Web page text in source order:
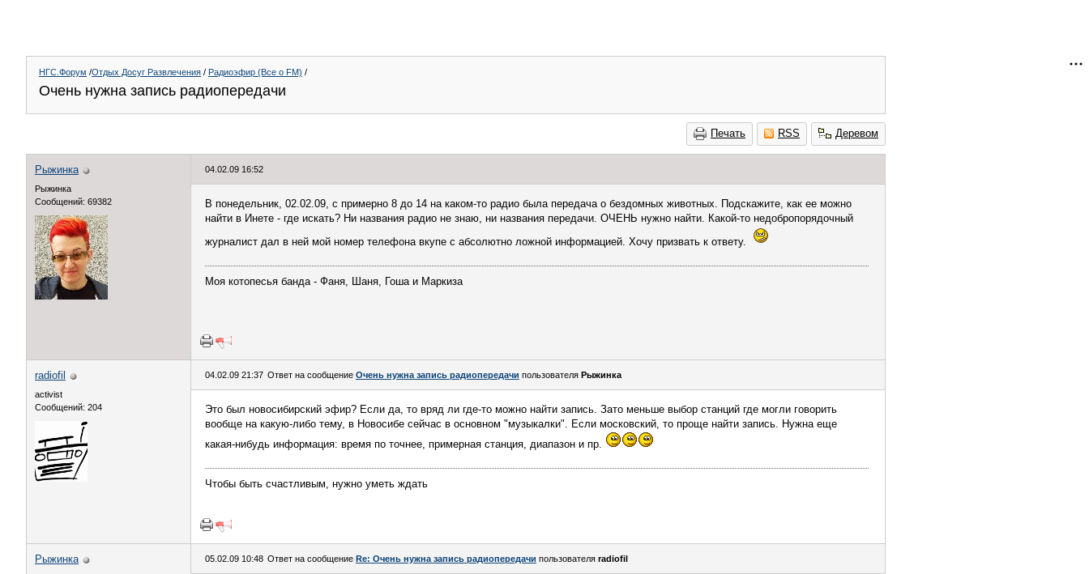
НГС.Форум /Отдых Досуг Развлечения / Радиоэфир (Все о FM) /
Очень нужна запись радиопередачи
Печать RSS Деревом
Рыжинка
Рыжинка
Сообщений: 69382
04.02.09 16:52
В понедельник, 02.02.09, с примерно 8 до 14 на каком-то радио была передача о бездомных животных. Подскажите, как ее можно
найти в Инете - где искать? Ни названия радио не знаю, ни названия передачи. ОЧЕНЬ нужно найти. Какой-то недобропорядочный
журналист дал в ней мой номер телефона вкупе с абсолютно ложной информацией. Хочу призвать к ответу.
Моя котопесья банда - Фаня, Шаня, Гоша и Маркиза
radiofil
activist
Сообщений: 204
04.02.09 21:37 Ответ на сообщение Очень нужна запись радиопередачи пользователя Рыжинка
Это был новосибирский эфир? Если да, то вряд ли где-то можно найти запись. Зато меньше выбор станций где могли говорить
вообще на какую-либо тему, в Новосибе сейчас в основном "музыкалки". Если московский, то проще найти запись. Нужна еще
какая-нибудь информация: время по точнее, примерная станция, диапазон и пр.
Чтобы быть счастливым, нужно уметь ждать
Рыжинка 05.02.09 10:48 Ответ на сообщение Re: Очень нужна запись радиопередачи пользователя radiofil